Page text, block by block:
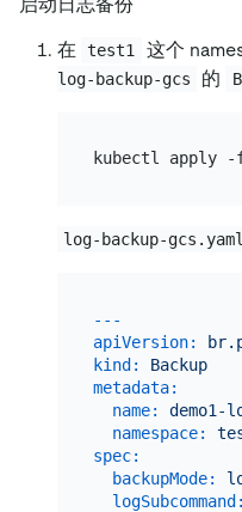
在
test1 这个
log-backup-gcs
的
log-backup-gcs.yaml
---
apiVersion:
kind:
Backup
metadata:
name:
demo1-
namespace:
spec:
backupMode:
logSubcommand: